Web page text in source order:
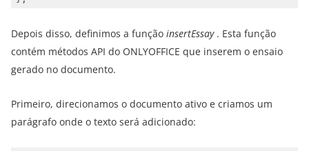
Depois disso, definimos a função insertEssay. Esta função
contém métodos API do ONLYOFFICE que inserem o ensaio
gerado no documento.
Primeiro, direcionamos o documento ativo e criamos um
parágrafo onde o texto será adicionado: